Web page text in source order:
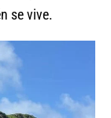
se vive.